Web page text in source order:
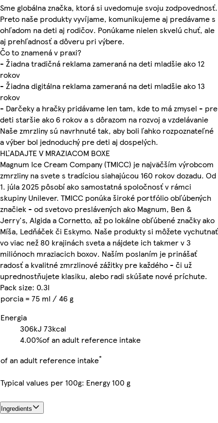
Sme globálna značka, ktorá si uvedomuje svoju zodpovednosť.
Preto naše produkty vyvíjame, komunikujeme aj predávame s
ohľadom na deti aj rodičov. Ponúkame nielen skvelú chuť, ale
aj prehľadnosť a dôveru pri výbere.
Čo to znamená v praxi?
- Žiadna tradičná reklama zameraná na deti mladšie ako 12
rokov
- Žiadna digitálna reklama zameraná na deti mladšie ako 13
rokov
- Darčeky a hračky pridávame len tam, kde to má zmysel - pre
deti staršie ako 6 rokov a s dôrazom na rozvoj a vzdelávanie
Naše zmrzliny sú navrhnuté tak, aby boli ľahko rozpoznateľné
a výber bol jednoduchý pre deti aj dospelých.
HĽADAJTE V MRAZIACOM BOXE
Magnum Ice Cream Company (TMICC) je najväčším výrobcom
zmrzliny na svete s tradíciou siahajúcou 160 rokov dozadu. Od
1. júla 2025 pôsobí ako samostatná spoločnosť v rámci
skupiny Unilever. TMICC ponúka široké portfólio obľúbených
značiek - od svetovo preslávených ako Magnum, Ben &
Jerry's, Algida a Cornetto, až po lokálne obľúbené značky ako
Míša, Ledňáček či Eskymo. Naše produkty si môžete vychutnať
vo viac než 80 krajinách sveta a nájdete ich takmer v 3
miliónoch mraziacich boxov. Naším poslaním je prinášať
radosť a kvalitné zmrzlinové zážitky pre každého - či už
uprednostňujete klasiku, alebo radi skúšate nové príchute.
Pack size: 0.3l
porcia = 75 ml / 46 g
Energia
306kJ 73kcal
4.00%of an adult reference intake
of an adult reference intake*
Typical values per 100g: Energy 100 g
Ingredients